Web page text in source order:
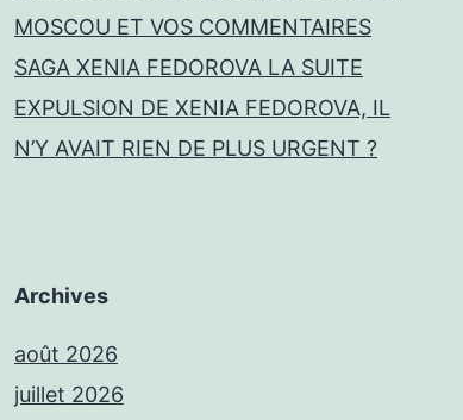
MOSCOU ET VOS COMMENTAIRES
SAGA XENIA FEDOROVA LA SUITE
EXPULSION DE XENIA FEDOROVA, IL
N’Y AVAIT RIEN DE PLUS URGENT ?
Archives
août 2026
juillet 2026